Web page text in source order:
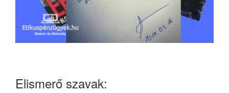
Elismerő szavak: